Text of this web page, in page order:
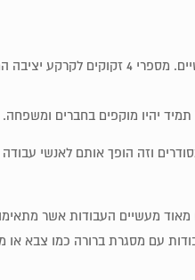
אנשים יציבים, מחוברים לקרקע, מאוד מעשיים.
תמיד יהיו מוקפים בחברים ומשפחה.
וזה הופך אותם לאנשי עבודה
מאוד מעשיים העבודות אשר
עם מסגרת ברורה כמו צבא או